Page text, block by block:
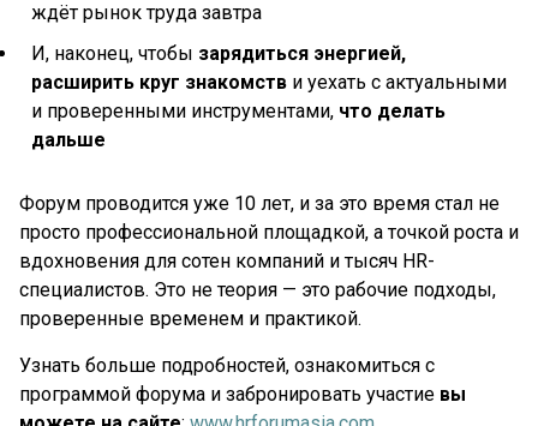
ждёт рынок труда завтра
И, наконец, чтобы зарядиться энергией,
расширить круг знакомств и уехать с актуальными
и проверенными инструментами, что делать
дальше
Форум проводится уже 10 лет, и за это время стал не
просто профессиональной площадкой, а точкой роста и
вдохновения для сотен компаний и тысяч HR-
специалистов. Это не теория — это рабочие подходы,
проверенные временем и практикой.
Узнать больше подробностей, ознакомиться с
программой форума и забронировать участие вы